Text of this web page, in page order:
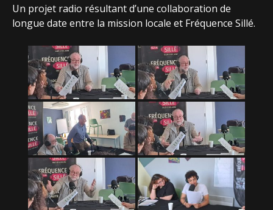
Un projet radio résultant d’une collaboration de
longue date entre la mission locale et Fréquence Sillé.